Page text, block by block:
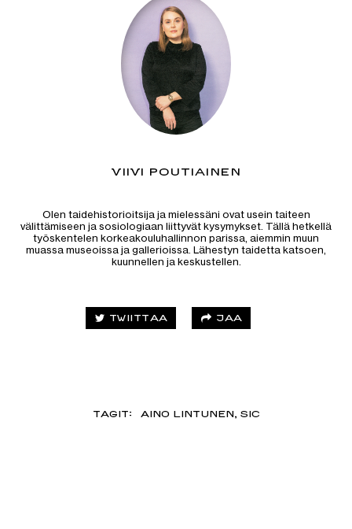
VIIVI POUTIAINEN
Olen taidehistorioitsija ja mielessäni ovat usein taiteen
välittämiseen ja sosiologiaan liittyvät kysymykset. Tällä hetkellä
työskentelen korkeakouluhallinnon parissa, aiemmin muun
muassa museoissa ja gallerioissa. Lähestyn taidetta katsoen,
kuunnellen ja keskustellen.
TWIITTAA JAA
TAGIT: AINO LINTUNEN, SIC